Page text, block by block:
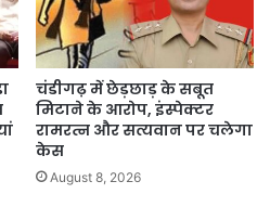
चंडीगढ़ में छेड़छाड़ के सबूत
मिटाने के आरोप, इंस्पेक्टर
रामरत्न और सत्यवान पर चलेगा
केस
August 8, 2026